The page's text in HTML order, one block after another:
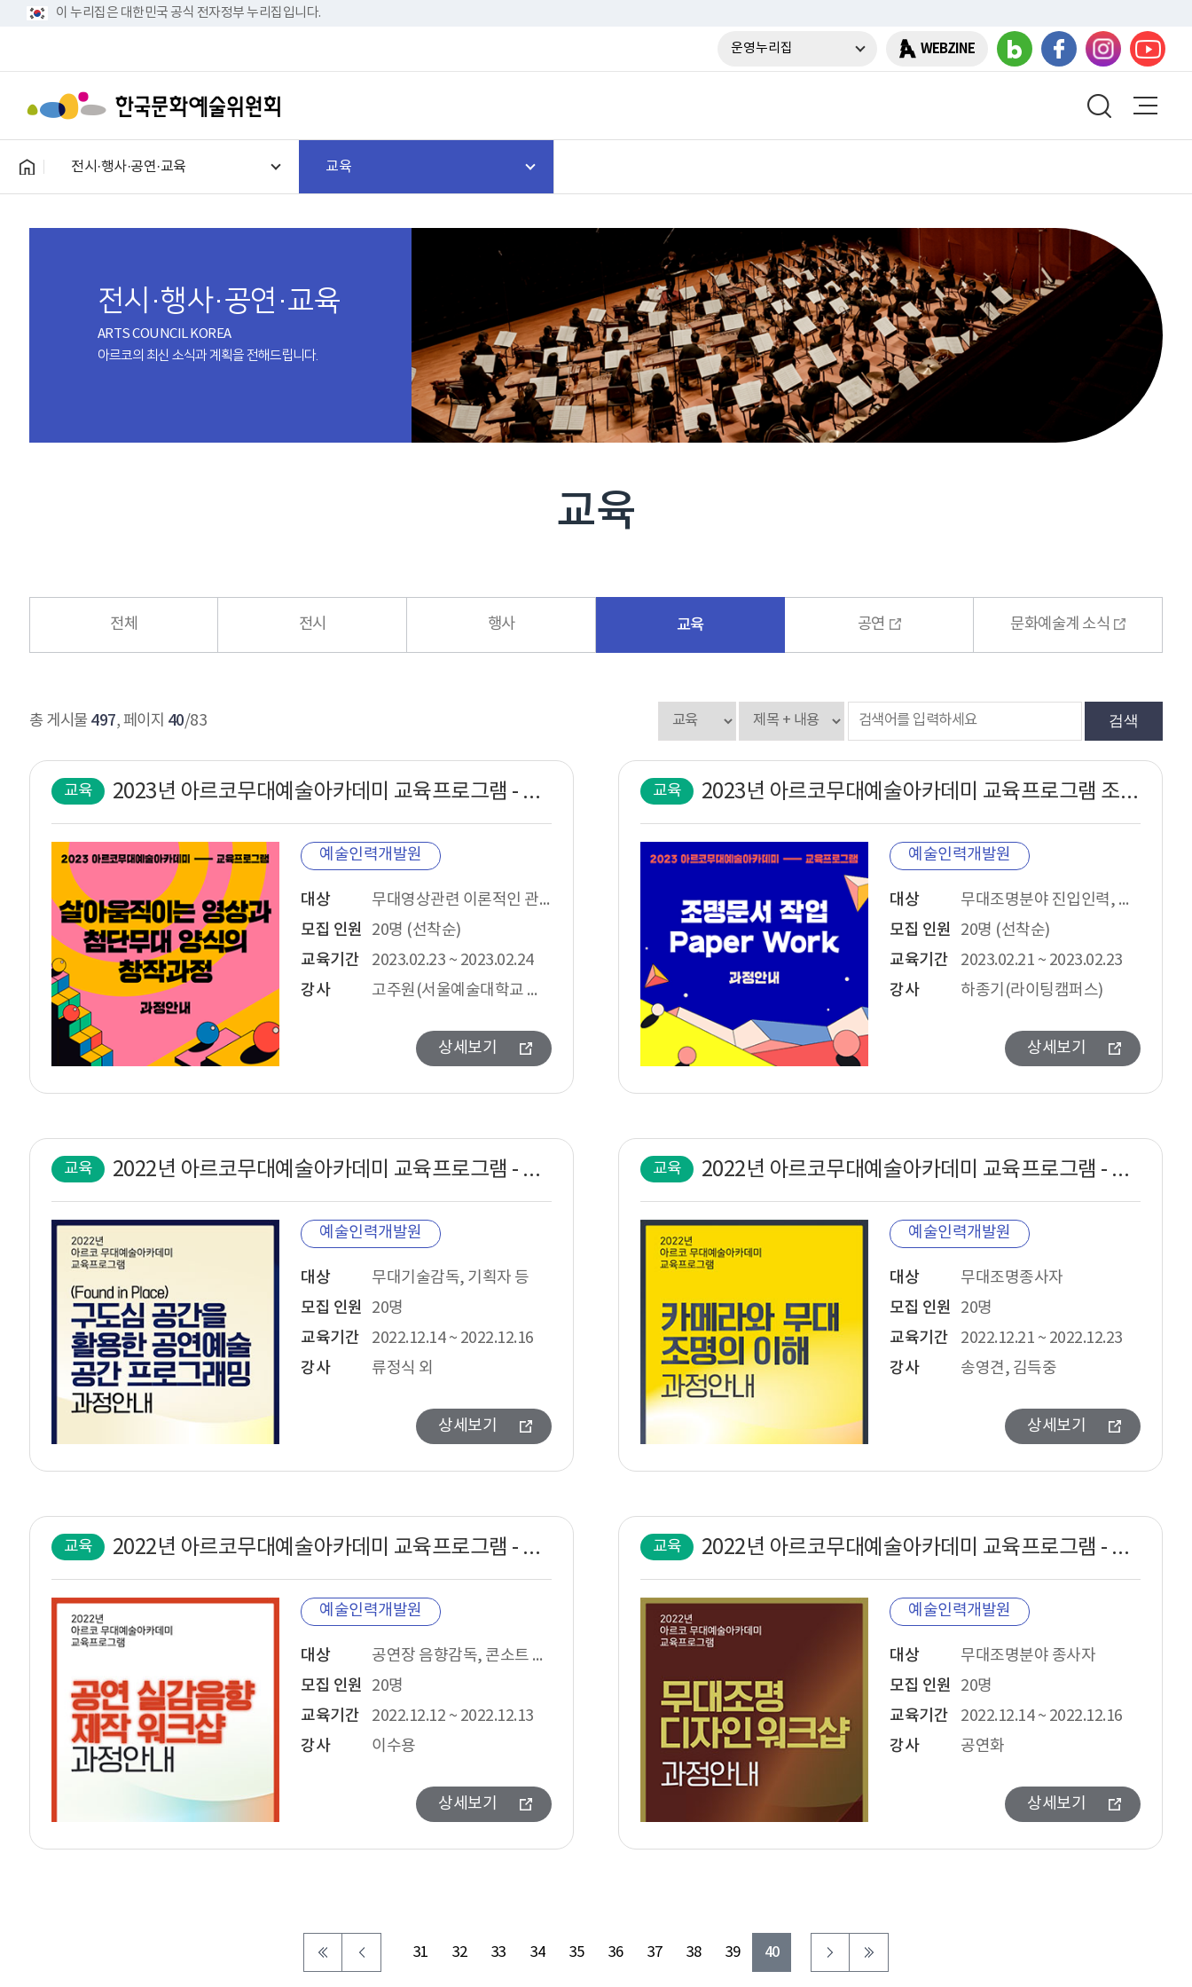
이 누리집은 대한민국 공식 전자정부 누리집입니다.
운영누리집 WEBZINE
전시·행사·공연·교육 교육
전시·행사·공연·교육
ARTS COUNCIL KOREA
아르코의 최신 소식과 계획을 전해드립니다.
교육
전체 전시 행사 교육 공연 문화예술계 소식
총 게시물 497, 페이지 40/83 검색
교육 2023년 아르코무대예술아카데미 교육프로그램 - 살아움직이는 영상과 첨단무대 양식의 창작과정 과정안내
예술인력개발원
대상
무대영상관련 이론적인 관심이 있는 무대예술전문인, 예술가, 기획자
모집 인원
20명 (선착순)
교육기간
2023.02.23 ~ 2023.02.24
강사
고주원(서울예술대학교 교수)
상세보기
교육 2023년 아르코무대예술아카데미 교육프로그램 조명문서 작업 – Paper Work 과정안내
예술인력개발원
대상
무대조명분야 진입인력, 조명문서 작업의 숙련이 필요한 모든 공연예술분야 종사자, 종명장비를 직접 임차하는 공연예술분야 종사자
모집 인원
20명 (선착순)
교육기간
2023.02.21 ~ 2023.02.23
강사
하종기(라이팅캠퍼스)
상세보기
교육 2022년 아르코무대예술아카데미 교육프로그램 - 구도심 공간(Found in Place)을 활용한 공연예술 공간 프로그래밍
예술인력개발원
대상
무대기술감독, 기획자 등
모집 인원
20명
교육기간
2022.12.14 ~ 2022.12.16
강사
류정식 외
상세보기
교육 2022년 아르코무대예술아카데미 교육프로그램 - 카메라와 무대 조명의 이해 과정안내
예술인력개발원
대상
무대조명종사자
모집 인원
20명
교육기간
2022.12.21 ~ 2022.12.23
강사
송영견, 김득중
상세보기
교육 2022년 아르코무대예술아카데미 교육프로그램 - 공연실감음향제작 워크샵 과정안내
예술인력개발원
대상
공연장 음향감독, 콘소트 뮤지컬 사운드 디자이너
모집 인원
20명
교육기간
2022.12.12 ~ 2022.12.13
강사
이수용
상세보기
교육 2022년 아르코무대예술아카데미 교육프로그램 - 무대조명디자인 워크샵 과정안내
예술인력개발원
대상
무대조명분야 종사자
모집 인원
20명
교육기간
2022.12.14 ~ 2022.12.16
강사
공연화
상세보기
31 32 33 34 35 36 37 38 39 40